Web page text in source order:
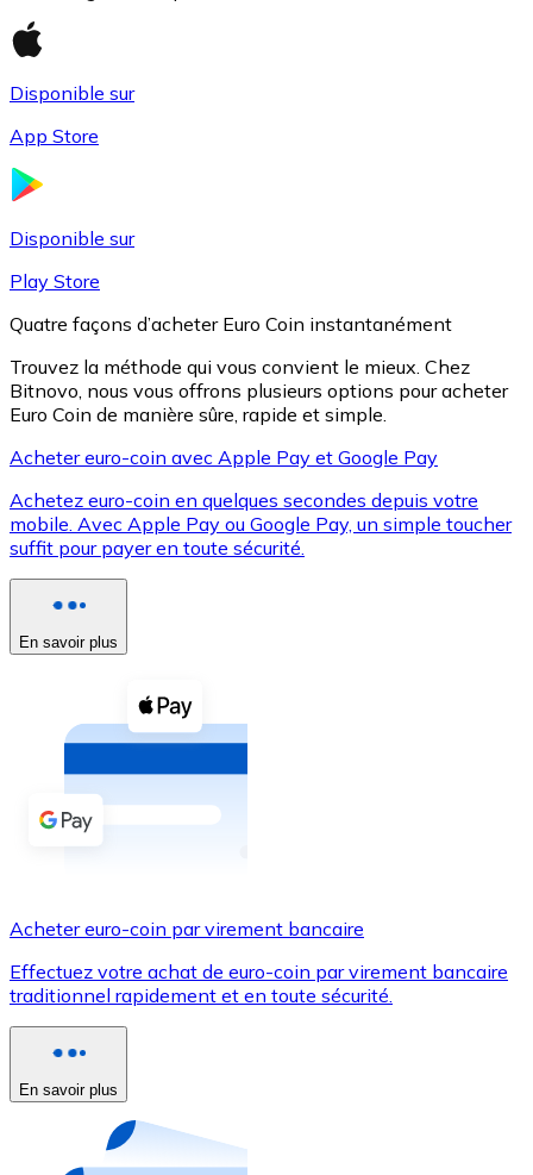
XRP
XRP
Voir toutes
Coupons crypto
Achetez des cryptomonnaies en espèces et d'autres
Acheter avec espèces
Virement SEPA
Utilisez les cartes Visa et Mastercard pour acheter
Acheter avec carte
Nouveau
Achetez des cartes-cadeaux de vos marques
Disponible sur
App Store
Disponible sur
Play Store
Quatre façons d’acheter Euro Coin instantanément
Trouvez la méthode qui vous convient le mieux. Chez
Bitnovo, nous vous offrons plusieurs options pour acheter
Euro Coin de manière sûre, rapide et simple.
Acheter euro-coin avec Apple Pay et Google Pay
Achetez euro-coin en quelques secondes depuis votre
mobile. Avec Apple Pay ou Google Pay, un simple toucher
suffit pour payer en toute sécurité.
En savoir plus
Acheter euro-coin par virement bancaire
Effectuez votre achat de euro-coin par virement bancaire
traditionnel rapidement et en toute sécurité.
En savoir plus